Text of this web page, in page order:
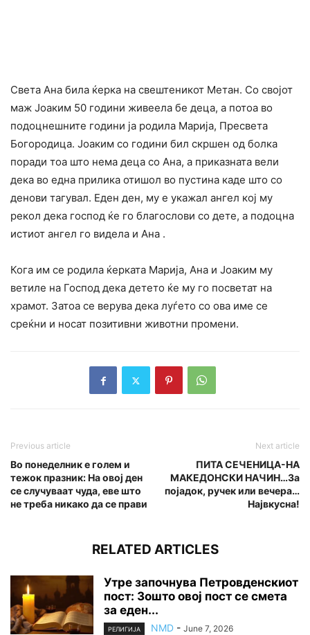
Света Ана била ќерка на свештеникот Метан. Со својот
маж Јоаким 50 години живеела бе деца, а потоа во
подоцнешните години ја родила Марија, Пресвета
Богородица. Јоаким со години бил скршен од болка
поради тоа што нема деца со Ана, а приказната вели
дека во една прилика отишол во пустина каде што со
денови тагувал. Еден ден, му е укажал ангел кој му
рекол дека господ ќе го благослови со дете, а подоцна
истиот ангел го видела и Ана .
Кога им се родила ќерката Марија, Ана и Јоаким му
ветиле на Господ дека детето ќе му го посветат на
храмот. Затоа се верува дека луѓето со ова име се
среќни и носат позитивни животни промени.
Previous article
Во понеделник е голем и
тежок празник: На овој ден
се случуваат чуда, еве што
не треба никако да се прави
Next article
ПИТА СЕЧЕНИЦА-НА
МАКЕДОНСКИ НАЧИН…За
појадок, ручек или вечера…
Највкусна!
RELATED ARTICLES
Утре започнува Петровденскиот
пост: Зошто овој пост се смета
за еден...
РЕЛИГИЈА NMD - June 7, 2026